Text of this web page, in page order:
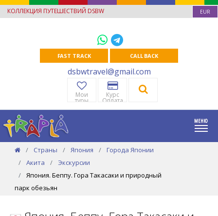
КОЛЛЕКЦИЯ ПУТЕШЕСТВИЙ DSBW EUR
FAST TRACK CALL BACK
dsbwtravel@gmail.com
Мои
туры
Курс
Оплата
Страны Япония
Города Японии
Акита
Экскурсии
Япония. Беппу. Гора Такасаки и природный
парк обезьян